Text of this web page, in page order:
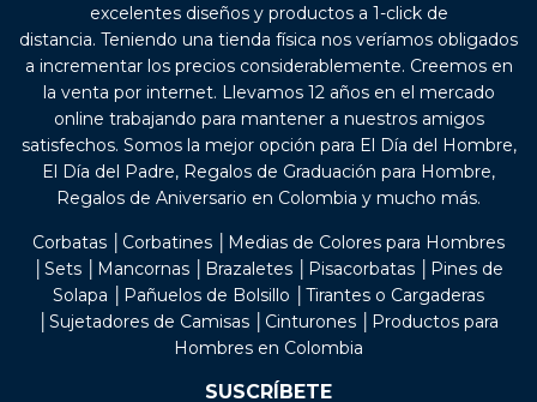
excelentes diseños y productos a 1-click de
distancia. Teniendo una tienda física nos veríamos obligados
a incrementar los precios considerablemente. Creemos en
la venta por internet. Llevamos 12 años en el mercado
online trabajando para mantener a nuestros amigos
satisfechos. Somos la mejor opción para El Día del Hombre,
El Día del Padre, Regalos de Graduación para Hombre,
Regalos de Aniversario en Colombia y mucho más.
Corbatas │Corbatines │Medias de Colores para Hombres
│Sets │Mancornas │Brazaletes │Pisacorbatas │Pines de
Solapa │Pañuelos de Bolsillo │Tirantes o Cargaderas
│Sujetadores de Camisas │Cinturones │Productos para
Hombres en Colombia
SUSCRÍBETE